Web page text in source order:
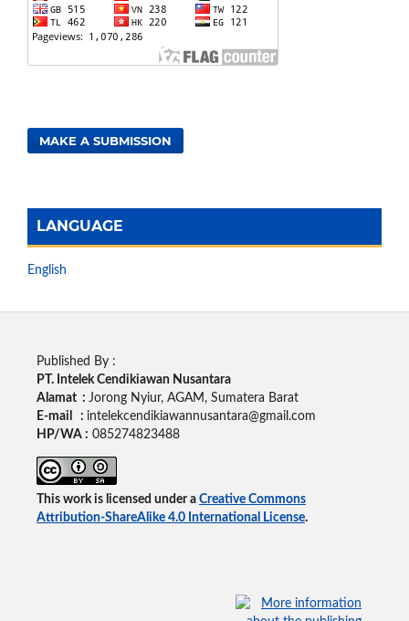
MAKE A SUBMISSION
LANGUAGE
English
Published By :
PT. Intelek Cendikiawan Nusantara
Alamat : Jorong Nyiur, AGAM, Sumatera Barat
E-mail : intelekcendikiawannusantara@gmail.com
HP/WA : 085274823488
This work is licensed under a Creative Commons
Attribution-ShareAlike 4.0 International License.